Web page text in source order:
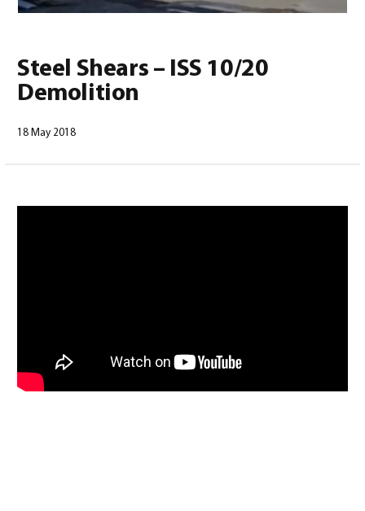
Steel Shears – ISS 10/20
Demolition
18 May 2018